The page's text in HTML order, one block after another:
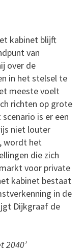
kabinet blijft
van
over de
in het stelsel te
meeste voelt
richten op grote
is er een
niet louter
wordt het
die zich
voor private
kabinet bestaat
in de
Dijkgraaf de
2040’